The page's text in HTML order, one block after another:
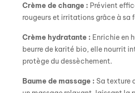
Crème de change : Prévient
rougeurs et irritations grâce à sa
Crème hydratante : Enrichie en
beurre de karité bio, elle nourrit
protège du dessèchement.
Baume de massage : Sa texture